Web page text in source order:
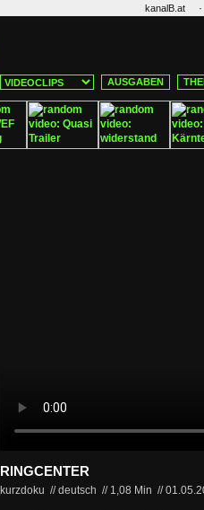
kanalB.at ·
AUSGABEN
RINGCENTER
kurzdoku // deutsch // 1,08 Min //